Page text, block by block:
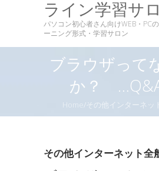
ライン学習サ
パソコン初心者さん向けWEB・PC
ーニング形式・学習サロン
ブラウザって
か？
Home/ その他インターネッ
その他インターネット全